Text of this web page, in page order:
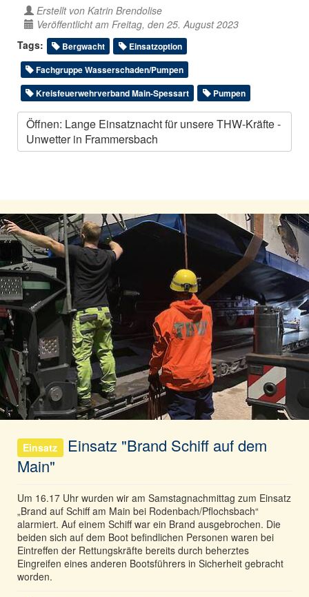
Erstellt von Katrin Brendolise
Veröffentlicht am Freitag, den 25. August 2023
Tags:
Bergwacht
Einsatzoption
Fachgruppe Wasserschaden/Pumpen
Kreisfeuerwehrverband Main-Spessart
Pumpen
Öffnen: Lange Einsatznacht für unsere THW-Kräfte -
Unwetter in Frammersbach
Einsatz
Einsatz "Brand Schiff auf dem
Main"
Um 16.17 Uhr wurden wir am Samstagnachmittag zum Einsatz
„Brand auf Schiff am Main bei Rodenbach/Pflochsbach“
alarmiert. Auf einem Schiff war ein Brand ausgebrochen. Die
beiden sich auf dem Boot befindlichen Personen waren bei
Eintreffen der Rettungskräfte bereits durch beherztes
Eingreifen eines anderen Bootsführers in Sicherheit gebracht
worden.